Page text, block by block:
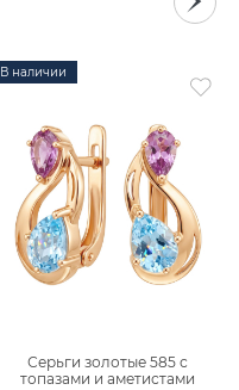
В наличии
Серьги золотые 585 с
топазами и аметистами